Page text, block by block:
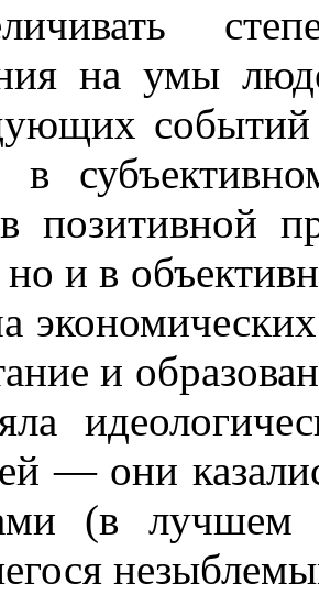
на умы
в
позитивной
и в
и
— они
(в лучшем